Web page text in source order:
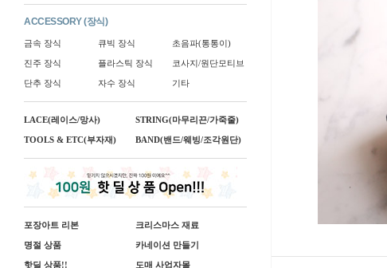
ACCESSORY (장식)
금속 장식 큐빅 장식 초음파(통통이)
진주 장식 플라스틱 장식 코사지/원단모티브
단추 장식 자수 장식 기타
LACE(레이스/망사) STRING(마무리끈/가죽줄)
TOOLS & ETC(부자재) BAND(밴드/웨빙/조각원단)
포장아트 리본 크리스마스 재료
명절 상품 카네이션 만들기
핫딜 상품!! 도매 사업자몰